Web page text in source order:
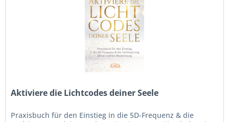
Aktiviere die Lichtcodes deiner Seele
Praxisbuch für den Einstieg in die 5D-Frequenz & die